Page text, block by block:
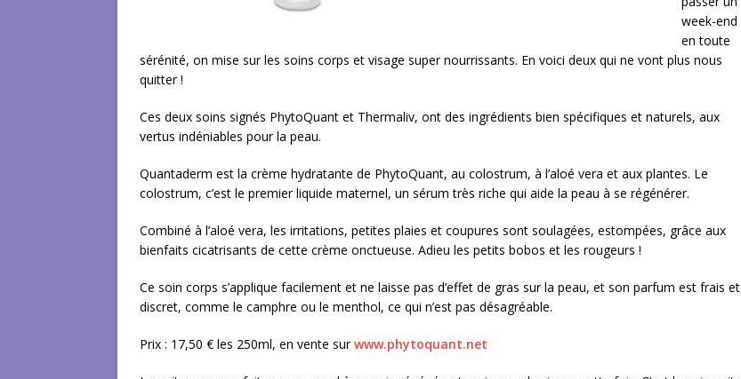
week-end
en toute
sérénité, on mise sur les soins corps et visage super nourrissants. En voici deux qui ne vont plus nous
quitter !
Ces deux soins signés PhytoQuant et Thermaliv, ont des ingrédients bien spécifiques et naturels, aux
vertus indéniables pour la peau.
Quantaderm est la crème hydratante de PhytoQuant, au colostrum, à l’aloé vera et aux plantes. Le
colostrum, c’est le premier liquide maternel, un sérum très riche qui aide la peau à se régénérer.
Combiné à l’aloé vera, les irritations, petites plaies et coupures sont soulagées, estompées, grâce aux
bienfaits cicatrisants de cette crème onctueuse. Adieu les petits bobos et les rougeurs !
Ce soin corps s’applique facilement et ne laisse pas d’effet de gras sur la peau, et son parfum est frais et
discret, comme le camphre ou le menthol, ce qui n’est pas désagréable.
Prix : 17,50 € les 250ml, en vente surwww.phytoquant.net